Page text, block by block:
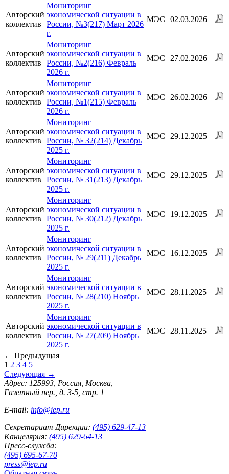
Авторский
коллектив
Мониторинг
экономической ситуации в
России, №3(217) Март 2026
г.
МЭС 02.03.2026
Авторский
коллектив
Мониторинг
экономической ситуации в
России, №2(216) Февраль
2026 г.
МЭС 27.02.2026
Авторский
коллектив
Мониторинг
экономической ситуации в
России, №1(215) Февраль
2026 г.
МЭС 26.02.2026
Авторский
коллектив
Мониторинг
экономической ситуации в
России, № 32(214) Декабрь
2025 г.
МЭС 29.12.2025
Авторский
коллектив
Мониторинг
экономической ситуации в
России, № 31(213) Декабрь
2025 г.
МЭС 29.12.2025
Авторский
коллектив
Мониторинг
экономической ситуации в
России, № 30(212) Декабрь
2025 г.
МЭС 19.12.2025
Авторский
коллектив
Мониторинг
экономической ситуации в
России, № 29(211) Декабрь
2025 г.
МЭС 16.12.2025
Авторский
коллектив
Мониторинг
экономической ситуации в
России, № 28(210) Ноябрь
2025 г.
МЭС 28.11.2025
Авторский
коллектив
Мониторинг
экономической ситуации в
России, № 27(209) Ноябрь
2025 г.
МЭС 28.11.2025
← Предыдущая
1 2 3 4 5
Следующая →
Адрес: 125993, Россия, Москва,
Газетный пер., д. 3-5, стр. 1
E-mail: info@iep.ru
Секретариат Дирекции: (495) 629-47-13
Канцелярия: (495) 629-64-13
Пресс-служба:
(495) 695-67-70
press@iep.ru